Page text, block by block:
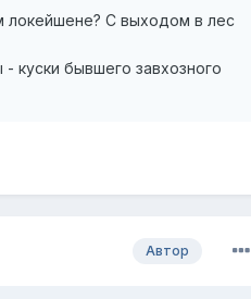
локейшене? С выходом в лес
куски бывшего завхозного
Автор